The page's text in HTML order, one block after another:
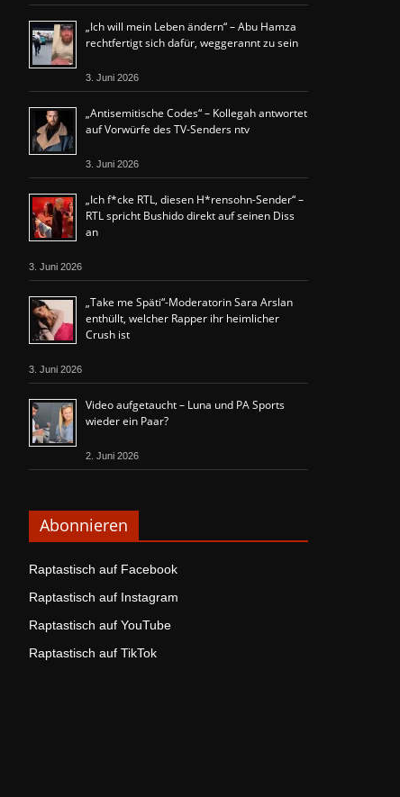
„Ich will mein Leben ändern“ – Abu Hamza
rechtfertigt sich dafür, weggerannt zu sein
3. Juni 2026
„Antisemitische Codes“ – Kollegah antwortet
auf Vorwürfe des TV-Senders ntv
3. Juni 2026
„Ich f*cke RTL, diesen H*rensohn-Sender“ –
RTL spricht Bushido direkt auf seinen Diss
an
3. Juni 2026
„Take me Späti“-Moderatorin Sara Arslan
enthüllt, welcher Rapper ihr heimlicher
Crush ist
3. Juni 2026
Video aufgetaucht – Luna und PA Sports
wieder ein Paar?
2. Juni 2026
Abonnieren
Raptastisch auf Facebook
Raptastisch auf Instagram
Raptastisch auf YouTube
Raptastisch auf TikTok